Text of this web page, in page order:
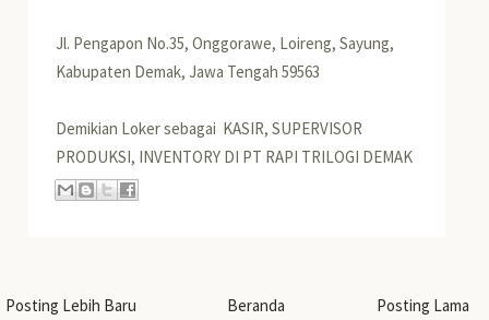
Jl. Pengapon No.35, Onggorawe, Loireng, Sayung,
Kabupaten Demak, Jawa Tengah 59563
Demikian Loker sebagai KASIR, SUPERVISOR
PRODUKSI, INVENTORY DI PT RAPI TRILOGI DEMAK
Posting Lebih Baru Posting Lama
Beranda